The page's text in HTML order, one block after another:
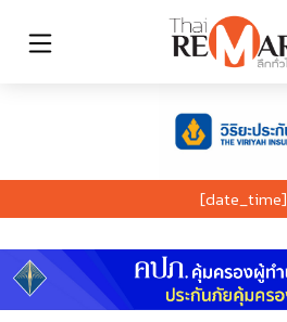
[date_time]